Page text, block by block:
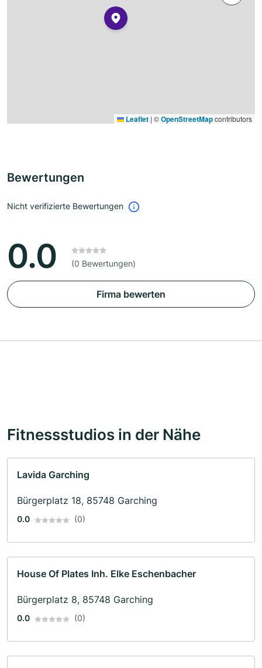
Leaflet | ©OpenStreetMapcontributors
Bewertungen
Nicht verifizierte Bewertungen
0.0 (0 Bewertungen)
Firma bewerten
Fitnessstudios in der Nähe
Lavida Garching
Bürgerplatz 18, 85748 Garching
0.0 (0)
House Of Plates Inh. Elke Eschenbacher
Bürgerplatz 8, 85748 Garching
0.0 (0)